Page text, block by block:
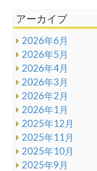
アーカイブ
2026年6月
2026年5月
2026年4月
2026年3月
2026年2月
2026年1月
2025年12月
2025年11月
2025年10月
2025年9月